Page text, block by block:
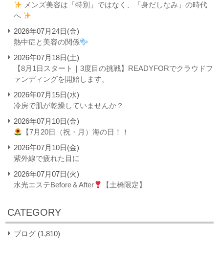
メンズ美容は「特別」ではなく、「身だしなみ」の時代
へ
2026年07月24日(金)
熱中症と美容の関係
2026年07月18日(土)
【8月1日スタート｜3度目の挑戦】READYFORでクラウドフ
ァンディングを開始します。
2026年07月15日(水)
冷房で肌が乾燥していませんか？
2026年07月10日(金)
【7月20日（祝・月）海の日！！
2026年07月10日(金)
紫外線で疲れた目に
2026年07月07日(火)
水光エステBefore＆After
【土橋限定】
CATEGORY
ブログ (1,810)